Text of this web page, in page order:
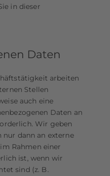
in dieser
Daten
arbeiten
Stellen
auch eine
Daten an
Wir geben
nur dann an externe
Rahmen einer
ist, wenn wir
sind (z. B.